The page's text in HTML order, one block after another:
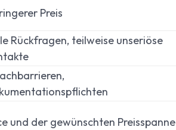
Preis
Rückfragen, teilweise unseriöse
und der gewünschten Preisspanne